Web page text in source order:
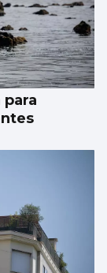
para